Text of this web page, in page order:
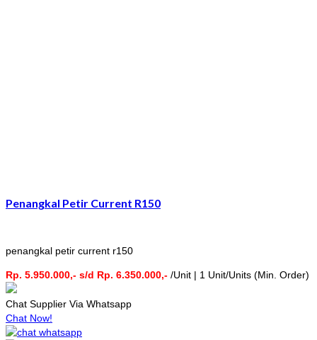
Penangkal Petir Current R150
penangkal petir current r150
Rp. 5.950.000,- s/d Rp. 6.350.000,- /Unit | 1 Unit/Units (Min. Order)
Chat Supplier Via Whatsapp
Chat Now!